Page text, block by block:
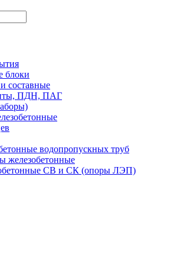
блоки
составные
ПДН, ПАГ
водопропускных труб
железобетонные
СВ и СК (опоры ЛЭП)